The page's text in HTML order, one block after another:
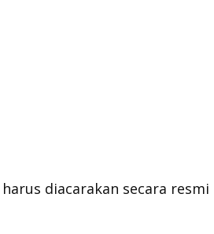
harus diacarakan secara resmi